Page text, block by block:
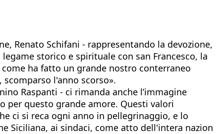
Renato Schifani - rappresentando la devozione,
storico e spirituale con san Francesco, la
ha fatto un grande nostro conterraneo
l'anno scorso».
Raspanti - ci rimanda anche l’immagine
per questo grande amore. Questi valori
ci si reca ogni anno in pellegrinaggio, e lo
Siciliana, ai sindaci, come atto dell'intera nazion